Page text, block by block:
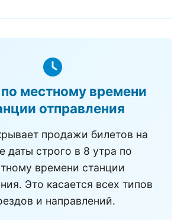
местному времени
отправления
продажи билетов на
даты строго в 8 утра по
времени станции
Это касается всех типов
и направлений.